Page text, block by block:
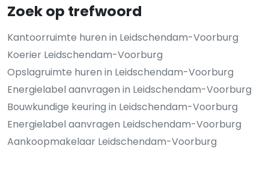
Zoek op trefwoord
Kantoorruimte huren in Leidschendam-Voorburg
Koerier Leidschendam-Voorburg
Opslagruimte huren in Leidschendam-Voorburg
Energielabel aanvragen in Leidschendam-Voorburg
Bouwkundige keuring in Leidschendam-Voorburg
Energielabel aanvragen Leidschendam-Voorburg
Aankoopmakelaar Leidschendam-Voorburg